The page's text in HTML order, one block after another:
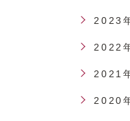
2023
2022
2021
2020